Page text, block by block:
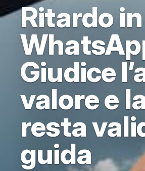
Ritardo
Giudice
valore e
resta
guida